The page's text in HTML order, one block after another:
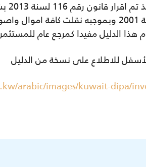
الغى القانون رقم 8 لسنة 2001 وبموجبه
هذا الدليل مفيدا كمرجع عام
للاطلاع على نسخة من الدليل
arabic/images/kuwait-dipa/